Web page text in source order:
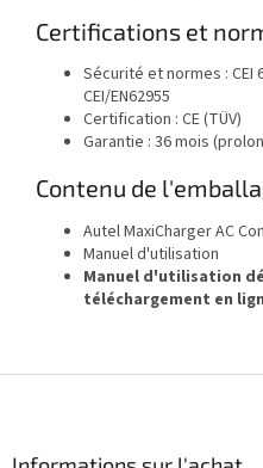
Certifications et
Sécurité et normes : CEI
CEI/EN62955
Certification : CE (TÜV)
Garantie : 36 mois
Contenu de
Autel MaxiCharger AC
Manuel d'utilisation
Manuel d'utilisation
téléchargement en